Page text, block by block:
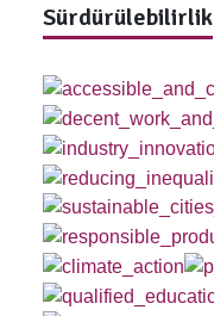
Sürdürülebilirlik